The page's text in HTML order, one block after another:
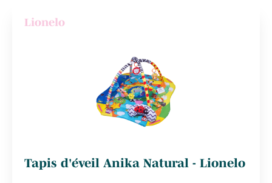
Lionelo
Tapis d'éveil Anika Natural - Lionelo